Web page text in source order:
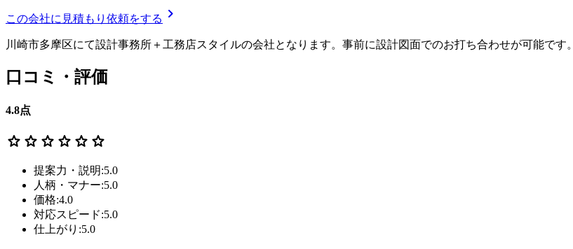
この会社に見積もり依頼をする chevron_right
川崎市多摩区にて設計事務所＋工務店スタイルの会社となります。事前に設計図面でのお打ち合わせが可能です。
口コミ・評価
4.8点
star star star star star star
提案力・説明:5.0
人柄・マナー:5.0
価格:4.0
対応スピード:5.0
仕上がり:5.0